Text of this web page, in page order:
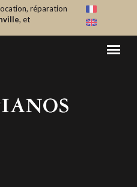
réparation
, et